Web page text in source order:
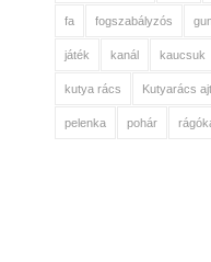
fa fogszabályzós
játék kanál kaucsuk
kutya rács Kutyarács
pelenka pohár